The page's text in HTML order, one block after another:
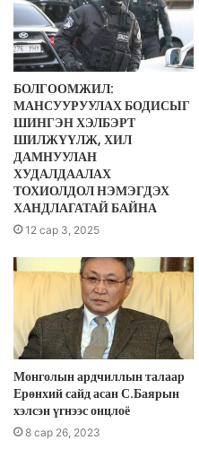
БОЛГООМЖИЛ:
МАНСУУРУУЛАХ БОДИСЫГ
ШИНГЭН ХЭЛБЭРТ
ШИЛЖҮҮЛЖ, ХИЛ
ДАМНУУЛАН
ХУДАЛДААЛАХ
ТОХИОЛДОЛ НЭМЭГДЭХ
ХАНДЛАГАТАЙ БАЙНА
12 сар 3, 2025
Монголын ардчиллын талаар
Ерөнхий сайд асан С.Баярын
хэлсэн үгнээс онцлоё
8 сар 26, 2023